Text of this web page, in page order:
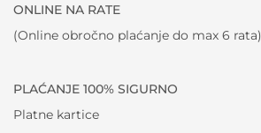
ONLINE NA RATE
(Online obročno plaćanje do max 6 rata)
PLAĆANJE 100% SIGURNO
Platne kartice